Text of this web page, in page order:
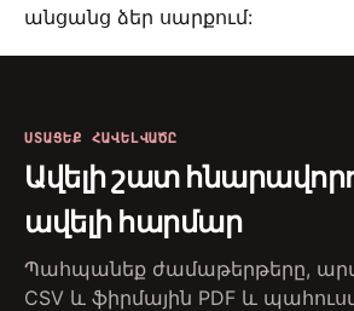
անցանց ձեր սարքում:
ՍՏԱՑԵՔ ՀԱՎԵԼՎԱԾԸ
Ավելի շատ
ավելի հարմար
Պահպանեք ժամաթերթերը,
CSV և ֆիրմային PDF և